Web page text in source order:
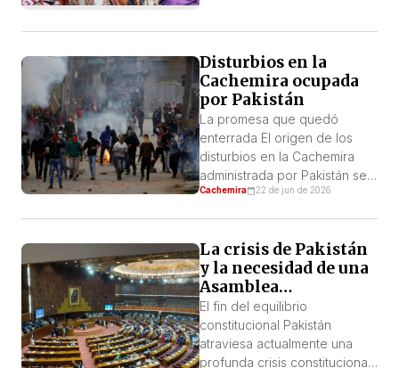
Shaukat Nawaz Mir, miembro
destacado del Comité
Conjunto de Acción Awami
(JAAC), esperaban frenar el
impulso de un movimiento
que ya había soportado
semanas de represión,
detenciones e intimidación
Disturbios en la
Cachemira ocupada
por Pakistán
La promesa que quedó
enterrada El origen de los
disturbios en la Cachemira
administrada por Pakistán se
remonta a octubre de 2025,
masivas, el gobierno de la
Cachemira administrada por
Pakistán y las autoridades
federales de Pakistán
firmaron un acuerdo con el
Comité Conjunto de Acción
Popular de […]
Cachemira 22 de jun de 2026
La crisis de Pakistán
y la necesidad de una
Asamblea
Constituyente
revolucionaria
El fin del equilibrio
constitucional Pakistán
atraviesa actualmente una
profunda crisis constitucional.